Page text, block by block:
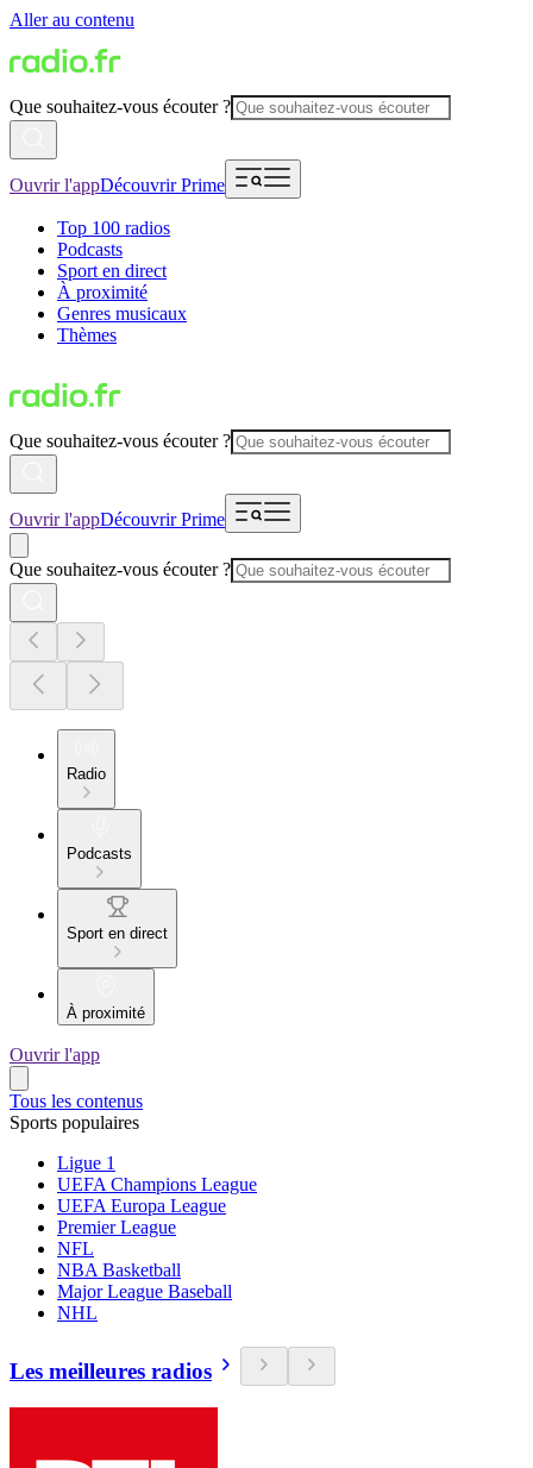
Aller au contenu
Que souhaitez-vous écouter ?
Ouvrir l'appDécouvrir Prime
Top 100 radios
Podcasts
Sport en direct
À proximité
Genres musicaux
Thèmes
Que souhaitez-vous écouter ?
Ouvrir l'appDécouvrir Prime
Que souhaitez-vous écouter ?
Radio
Podcasts
Sport en direct
À proximité
Ouvrir l'app
Tous les contenus
Sports populaires
Ligue 1
UEFA Champions League
UEFA Europa League
Premier League
NFL
NBA Basketball
Major League Baseball
NHL
Les meilleures radios